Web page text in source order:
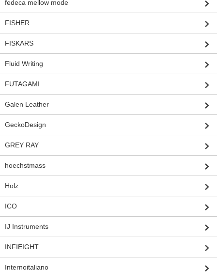
fedeca mellow mode
FISHER
FISKARS
Fluid Writing
FUTAGAMI
Galen Leather
GeckoDesign
GREY RAY
hoechstmass
Holz
ICO
IJ Instruments
INFIEIGHT
Internoitaliano